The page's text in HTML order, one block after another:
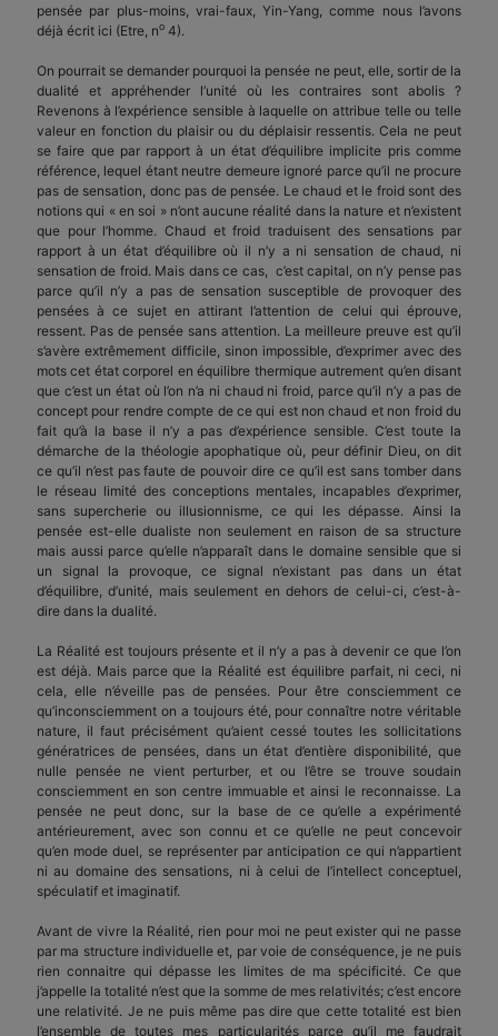
pensée par plus-moins, vrai-faux, Yin-Yang, comme nous l’avons
déjà écrit ici (Etre, no 4).
On pourrait se demander pourquoi la pensée ne peut, elle, sortir de la
dualité et appréhender l’unité où les contraires sont abolis ?
Revenons à l’expérience sensible à laquelle on attribue telle ou telle
valeur en fonction du plaisir ou du déplaisir ressentis. Cela ne peut
se faire que par rapport à un état d’équilibre implicite pris comme
référence, lequel étant neutre demeure ignoré parce qu’il ne procure
pas de sensation, donc pas de pensée. Le chaud et le froid sont des
notions qui « en soi » n’ont aucune réalité dans la nature et n’existent
que pour l’homme. Chaud et froid traduisent des sensations par
rapport à un état d’équilibre où il n’y a ni sensation de chaud, ni
sensation de froid. Mais dans ce cas, c’est capital, on n’y pense pas
parce qu’il n’y a pas de sensation susceptible de provoquer des
pensées à ce sujet en attirant l’attention de celui qui éprouve,
ressent. Pas de pensée sans attention. La meilleure preuve est qu’il
s’avère extrêmement difficile, sinon impossible, d’exprimer avec des
mots cet état corporel en équilibre thermique autrement qu’en disant
que c’est un état où l’on n’a ni chaud ni froid, parce qu’il n’y a pas de
concept pour rendre compte de ce qui est non chaud et non froid du
fait qu’à la base il n’y a pas d’expérience sensible. C’est toute la
démarche de la théologie apophatique où, peur définir Dieu, on dit
ce qu’il n’est pas faute de pouvoir dire ce qu’il est sans tomber dans
le réseau limité des conceptions mentales, incapables d’exprimer,
sans supercherie ou illusionnisme, ce qui les dépasse. Ainsi la
pensée est-elle dualiste non seulement en raison de sa structure
mais aussi parce qu’elle n’apparaît dans le domaine sensible que si
un signal la provoque, ce signal n’existant pas dans un état
d’équilibre, d’unité, mais seulement en dehors de celui-ci, c’est-à-
dire dans la dualité.
La Réalité est toujours présente et il n’y a pas à devenir ce que l’on
est déjà. Mais parce que la Réalité est équilibre parfait, ni ceci, ni
cela, elle n’éveille pas de pensées. Pour être consciemment ce
qu’inconsciemment on a toujours été, pour connaître notre véritable
nature, il faut précisément qu’aient cessé toutes les sollicitations
génératrices de pensées, dans un état d’entière disponibilité, que
nulle pensée ne vient perturber, et ou l’être se trouve soudain
consciemment en son centre immuable et ainsi le reconnaisse. La
pensée ne peut donc, sur la base de ce qu’elle a expérimenté
antérieurement, avec son connu et ce qu’elle ne peut concevoir
qu’en mode duel, se représenter par anticipation ce qui n’appartient
ni au domaine des sensations, ni à celui de l’intellect conceptuel,
spéculatif et imaginatif.
Avant de vivre la Réalité, rien pour moi ne peut exister qui ne passe
par ma structure individuelle et, par voie de conséquence, je ne puis
rien connaitre qui dépasse les limites de ma spécificité. Ce que
j’appelle la totalité n’est que la somme de mes relativités; c’est encore
une relativité. Je ne puis même pas dire que cette totalité est bien
l’ensemble de toutes mes particularités parce qu’il me faudrait